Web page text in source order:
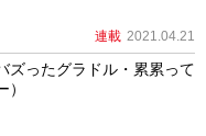
連載 2021.04.21
ズったグラドル・累累って